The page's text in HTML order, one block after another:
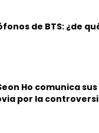
de BTS: ¿de
Ho comunica
por la